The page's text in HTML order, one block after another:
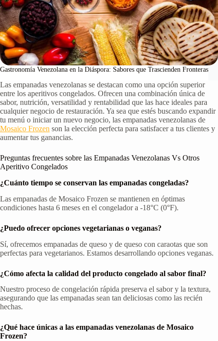
Gastronomía Venezolana en la Diáspora: Sabores que Trascienden Fronteras
Las empanadas venezolanas se destacan como una opción superior
entre los aperitivos congelados. Ofrecen una combinación única de
sabor, nutrición, versatilidad y rentabilidad que las hace ideales para
cualquier negocio de restauración. Ya sea que estés buscando expandir
tu menú o iniciar un nuevo negocio, las empanadas venezolanas de
Mosaico Frozen son la elección perfecta para satisfacer a tus clientes y
aumentar tus ganancias.
Preguntas frecuentes sobre las Empanadas Venezolanas Vs Otros
Aperitivo Congelados
¿Cuánto tiempo se conservan las empanadas congeladas?
Las empanadas de Mosaico Frozen se mantienen en óptimas
condiciones hasta 6 meses en el congelador a -18°C (0°F).
¿Puedo ofrecer opciones vegetarianas o veganas?
Sí, ofrecemos empanadas de queso y de queso con caraotas que son
perfectas para vegetarianos. Estamos desarrollando opciones veganas.
¿Cómo afecta la calidad del producto congelado al sabor final?
Nuestro proceso de congelación rápida preserva el sabor y la textura,
asegurando que las empanadas sean tan deliciosas como las recién
hechas.
¿Qué hace únicas a las empanadas venezolanas de Mosaico
Frozen?